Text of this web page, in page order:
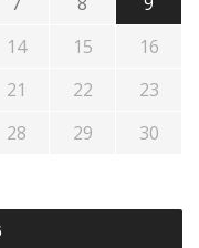
14 15
16
21 22
23
28 29
30